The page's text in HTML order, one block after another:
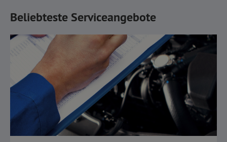
Beliebteste Serviceangebote